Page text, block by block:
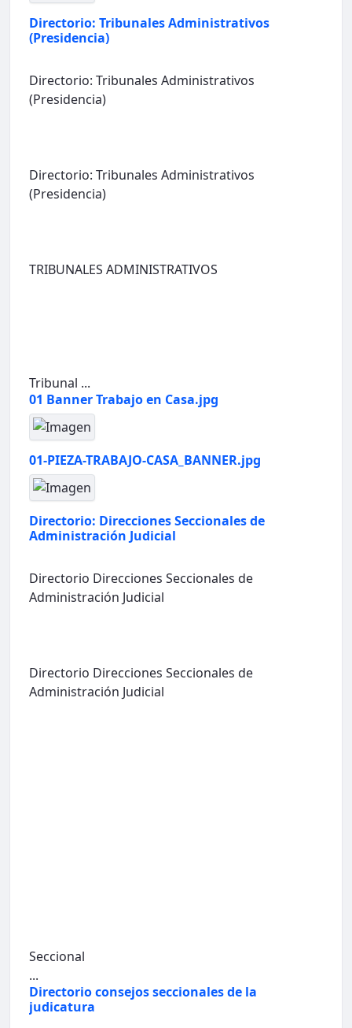
Directorio: Tribunales Administrativos
(Presidencia)
Directorio: Tribunales Administrativos
(Presidencia)
Directorio: Tribunales Administrativos
(Presidencia)
TRIBUNALES ADMINISTRATIVOS
Tribunal ...
01 Banner Trabajo en Casa.jpg
01-PIEZA-TRABAJO-CASA_BANNER.jpg
Directorio: Direcciones Seccionales de
Administración Judicial
Directorio Direcciones Seccionales de
Administración Judicial
Directorio Direcciones Seccionales de
Administración Judicial
Seccional
...
Directorio consejos seccionales de la
judicatura